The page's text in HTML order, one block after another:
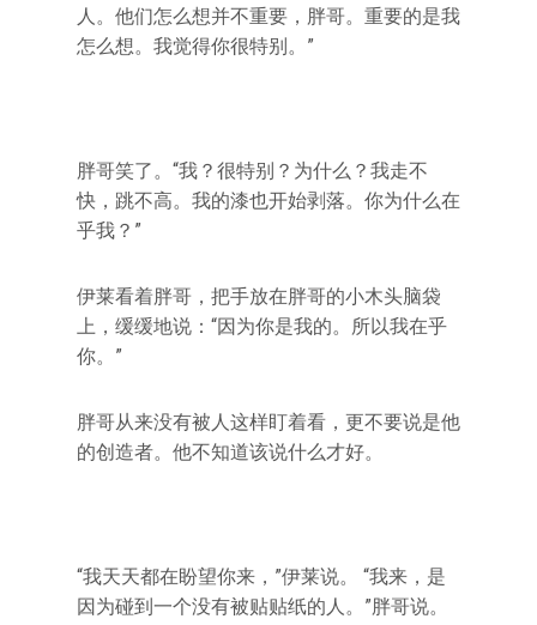
人。他们怎么想并不重要，胖哥。重要的是我
怎么想。我觉得你很特别。”
胖哥笑了。“我？很特别？为什么？我走不
快，跳不高。我的漆也开始剥落。你为什么在
乎我？”
伊莱看着胖哥，把手放在胖哥的小木头脑袋
上，缓缓地说：“因为你是我的。所以我在乎
你。”
胖哥从来没有被人这样盯着看，更不要说是他
的创造者。他不知道该说什么才好。
“我天天都在盼望你来，”伊莱说。 “我来，是
因为碰到一个没有被贴贴纸的人。”胖哥说。